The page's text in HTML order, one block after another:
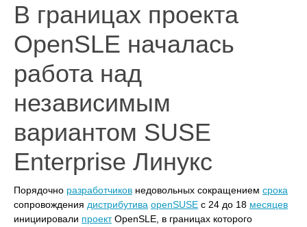
В границах проекта
OpenSLE началась
работа над
независимым
вариантом SUSE
Enterprise Линукс
Порядочно разработчиков недовольных сокращением срока
сопровождения дистрибутива openSUSE с 24 до 18 месяцев
инициировали проектOpenSLE, в границах которого